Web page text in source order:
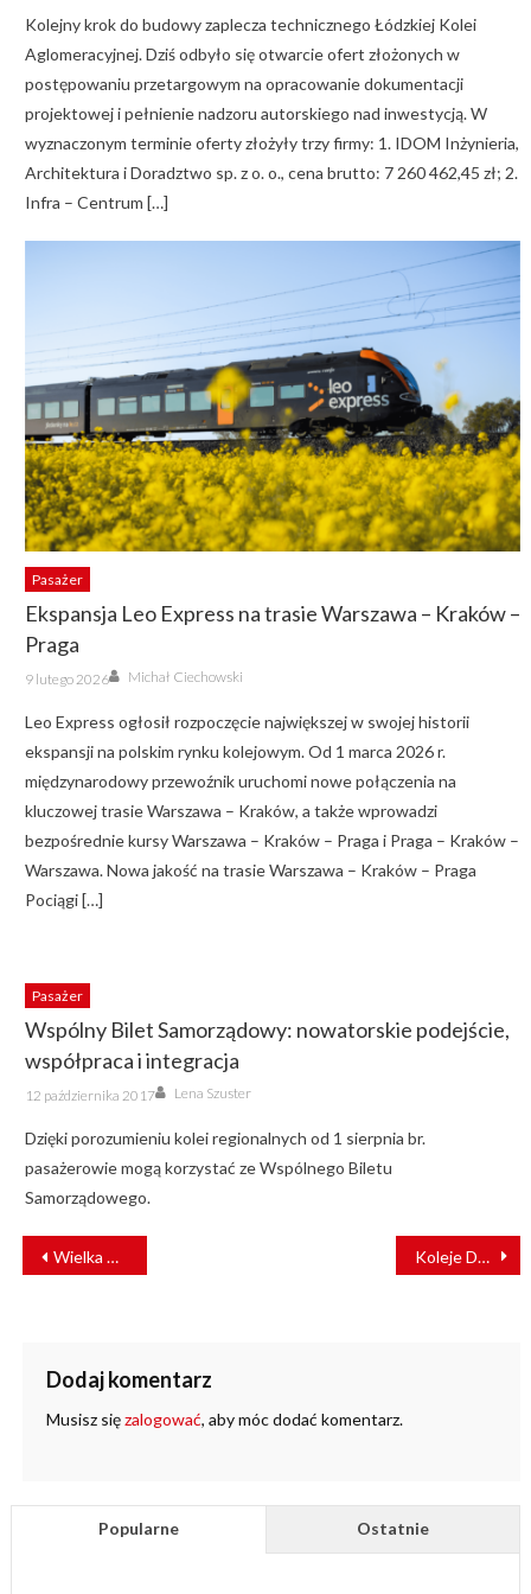
Kolejny krok do budowy zaplecza technicznego Łódzkiej Kolei
Aglomeracyjnej. Dziś odbyło się otwarcie ofert złożonych w
postępowaniu przetargowym na opracowanie dokumentacji
projektowej i pełnienie nadzoru autorskiego nad inwestycją. W
wyznaczonym terminie oferty złożyły trzy firmy: 1. IDOM Inżynieria,
Architektura i Doradztwo sp. z o. o., cena brutto: 7 260 462,45 zł; 2.
Infra – Centrum […]
Pasażer
Ekspansja Leo Express na trasie Warszawa – Kraków –
Praga
Posted
on
9 lutego 2026 Author
Michał Ciechowski
Leo Express ogłosił rozpoczęcie największej w swojej historii
ekspansji na polskim rynku kolejowym. Od 1 marca 2026 r.
międzynarodowy przewoźnik uruchomi nowe połączenia na
kluczowej trasie Warszawa – Kraków, a także wprowadzi
bezpośrednie kursy Warszawa – Kraków – Praga i Praga – Kraków –
Warszawa. Nowa jakość na trasie Warszawa – Kraków – Praga
Pociągi […]
Pasażer
Wspólny Bilet Samorządowy: nowatorskie podejście,
współpraca i integracja
Posted
on
12 października 2017 Author
Lena Szuster
Dzięki porozumieniu kolei regionalnych od 1 sierpnia br.
pasażerowie mogą korzystać ze Wspólnego Biletu
Samorządowego.
NAWIGACJA
WPISU
Wielka woda w natarciu. Ruch kolejowy z Czechami wstrzymany Koleje Dolnośląskie publikują mapę wyłączonych linii kolejowych
Dodaj komentarz
Musisz sięzalogować, aby móc dodać komentarz.
Popularne Ostatnie